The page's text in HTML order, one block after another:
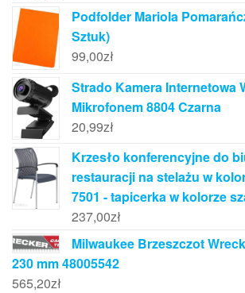
Podfolder Mariola
Sztuk)
99,00zł
Strado Kamera Internetowa
Mikrofonem 8804 Czarna
20,99zł
Krzesło konferencyjne do
restauracji na stelażu w
7501 - tapicerka w kolorze
237,00zł
Milwaukee Brzeszczot
230 mm 48005542
565,20zł